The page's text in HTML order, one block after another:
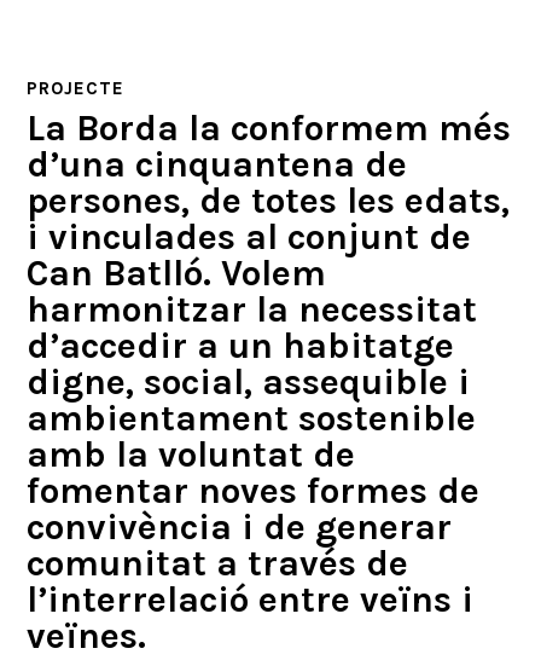
PROJECTE
La Borda la conformem més
d’una cinquantena de
persones, de totes les edats,
i vinculades al conjunt de
Can Batlló. Volem
harmonitzar la necessitat
d’accedir a un habitatge
digne, social, assequible i
ambientament sostenible
amb la voluntat de
fomentar noves formes de
convivència i de generar
comunitat a través de
l’interrelació entre veïns i
veïnes.